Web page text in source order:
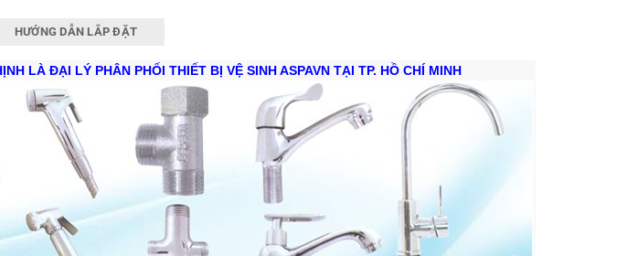
HƯỚNG DẪN LẮP ĐẶT
LÀ ĐẠI LÝ PHÂN PHỐI THIẾT BỊ VỆ SINH ASPAVN TẠI TP. HỒ CHÍ MINH